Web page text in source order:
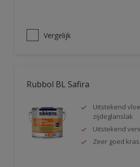
Vergelijk
Rubbol BL Safira
Uitstekend
zijdeglanslak
Uitstekend
Zeer goed